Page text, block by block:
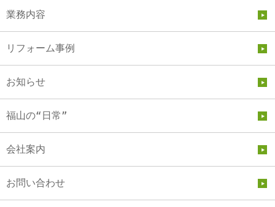
業務内容
リフォーム事例
お知らせ
福山の“日常”
会社案内
お問い合わせ